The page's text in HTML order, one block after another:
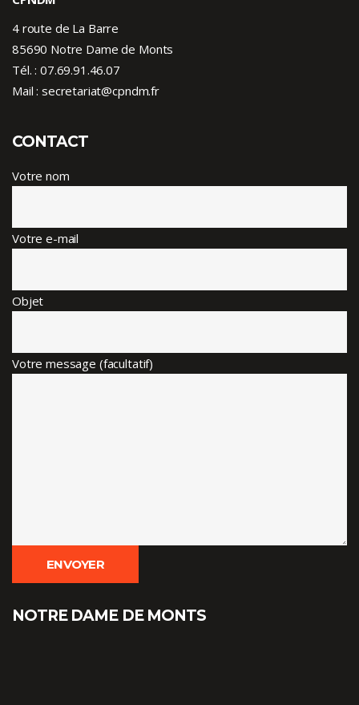
4 route de La Barre
85690 Notre Dame de Monts
Tél. : 07.69.91.46.07
Mail : secretariat@cpndm.fr
CONTACT
Votre nom
Votre e-mail
Objet
Votre message (facultatif)
NOTRE DAME DE MONTS